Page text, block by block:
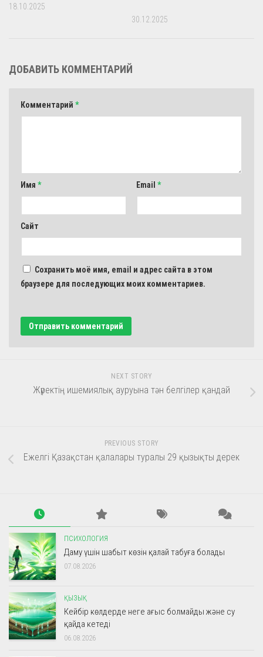
18.10.2025
30.12.2025
ДОБАВИТЬ КОММЕНТАРИЙ
Комментарий *
Имя * Email *
Сайт
Сохранить моё имя, email и адрес сайта в этом
браузере для последующих моих комментариев.
NEXT STORY
Жүректің ишемиялық ауруына тән белгілер қандай
PREVIOUS STORY
Ежелгі Қазақстан қалалары туралы 29 қызықты дерек
ПСИХОЛОГИЯ
Даму үшін шабыт көзін қалай табуға болады
07.08.2026
ҚЫЗЫҚ
Кейбір көлдерде неге ағыс болмайды және су
қайда кетеді
06.08.2026